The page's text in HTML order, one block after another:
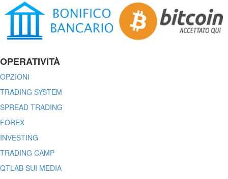
OPERATIVITÀ
OPZIONI
TRADING SYSTEM
SPREAD TRADING
FOREX
INVESTING
TRADING CAMP
QTLAB SUI MEDIA